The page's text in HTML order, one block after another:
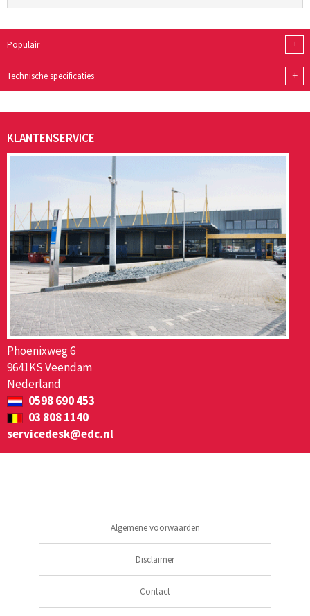
Populair +
Technische specificaties +
KLANTENSERVICE
Phoenixweg 6
9641KS Veendam
Nederland
0598 690 453
03 808 1140
servicedesk@edc.nl
Algemene voorwaarden
Disclaimer
Contact